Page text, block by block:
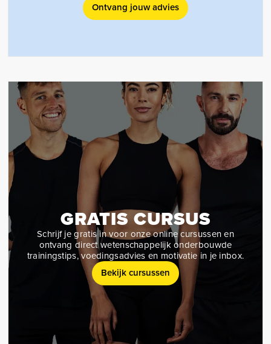
Ontvang jouw advies
GRATIS CURSUS
Schrijf je gratis in voor onze online cursussen en
ontvang direct wetenschappelijk onderbouwde
trainingstips, voedingsadvies en motivatie in je inbox.
Bekijk cursussen